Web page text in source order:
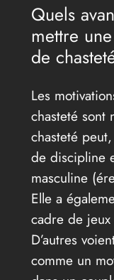
Quels
mettre
de
Les
chasteté sont
chasteté
de discipline
masculine
Elle a
cadre de
D’autres
comme un